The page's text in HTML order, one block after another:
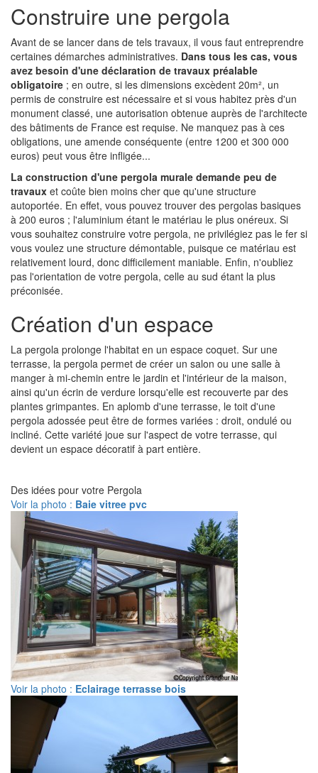
Construire une pergola
Avant de se lancer dans de tels travaux, il vous faut entreprendre
certaines démarches administratives. Dans tous les cas, vous
avez besoin d'une déclaration de travaux préalable
obligatoire ; en outre, si les dimensions excèdent 20m², un
permis de construire est nécessaire et si vous habitez près d'un
monument classé, une autorisation obtenue auprès de l'architecte
des bâtiments de France est requise. Ne manquez pas à ces
obligations, une amende conséquente (entre 1200 et 300 000
euros) peut vous être infligée...
La construction d'une pergola murale demande peu de
travaux et coûte bien moins cher que qu'une structure
autoportée. En effet, vous pouvez trouver des pergolas basiques
à 200 euros ; l'aluminium étant le matériau le plus onéreux. Si
vous souhaitez construire votre pergola, ne privilégiez pas le fer si
vous voulez une structure démontable, puisque ce matériau est
relativement lourd, donc difficilement maniable. Enfin, n'oubliez
pas l'orientation de votre pergola, celle au sud étant la plus
préconisée.
Création d'un espace
La pergola prolonge l'habitat en un espace coquet. Sur une
terrasse, la pergola permet de créer un salon ou une salle à
manger à mi-chemin entre le jardin et l'intérieur de la maison,
ainsi qu'un écrin de verdure lorsqu'elle est recouverte par des
plantes grimpantes. En aplomb d'une terrasse, le toit d'une
pergola adossée peut être de formes variées : droit, ondulé ou
incliné. Cette variété joue sur l'aspect de votre terrasse, qui
devient un espace décoratif à part entière.
Des idées pour votre Pergola
Voir la photo : Baie vitree pvc
Voir la photo : Eclairage terrasse bois